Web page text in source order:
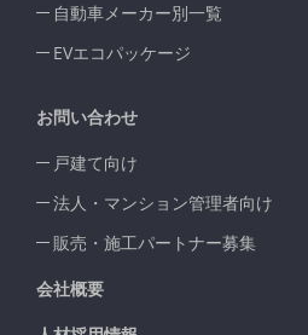
自動車メーカー別一覧
EVエコパッケージ
お問い合わせ
戸建て向け
法人・マンション管理者向け
販売・施工パートナー募集
会社概要